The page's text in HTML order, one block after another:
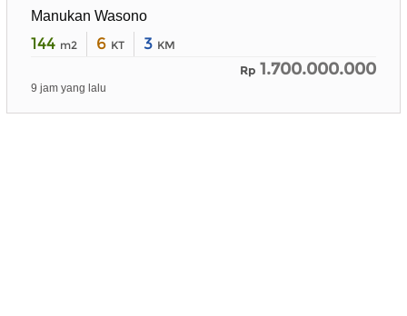
Manukan Wasono
144 m2 6 KT 3 KM
Rp 1.700.000.000
9 jam yang lalu